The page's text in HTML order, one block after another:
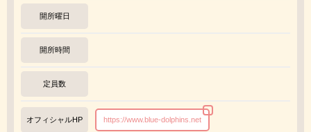
開所曜日
開所時間
定員数
オフィシャルHP https://www.blue-dolphins.net